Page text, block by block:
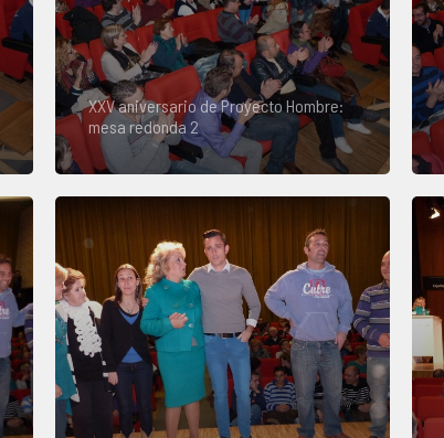
XXV aniversario de Proyecto Hombre:
mesa redonda 2